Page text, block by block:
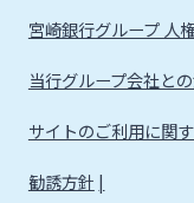
宮崎銀行グループ 人
当行グループ会社と
サイトのご利用に関
勧誘方針